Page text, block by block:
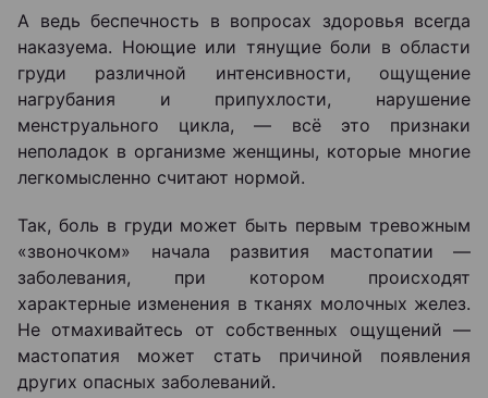
А ведь беспечность в вопросах здоровья всегда
наказуема. Ноющие или тянущие боли в области
груди различной интенсивности, ощущение
нагрубания и припухлости, нарушение
менструального цикла, — всё это признаки
неполадок в организме женщины, которые многие
легкомысленно считают нормой.
Так, боль в груди может быть первым тревожным
«звоночком» начала развития мастопатии —
заболевания, при котором происходят
характерные изменения в тканях молочных желез.
Не отмахивайтесь от собственных ощущений —
мастопатия может стать причиной появления
других опасных заболеваний.